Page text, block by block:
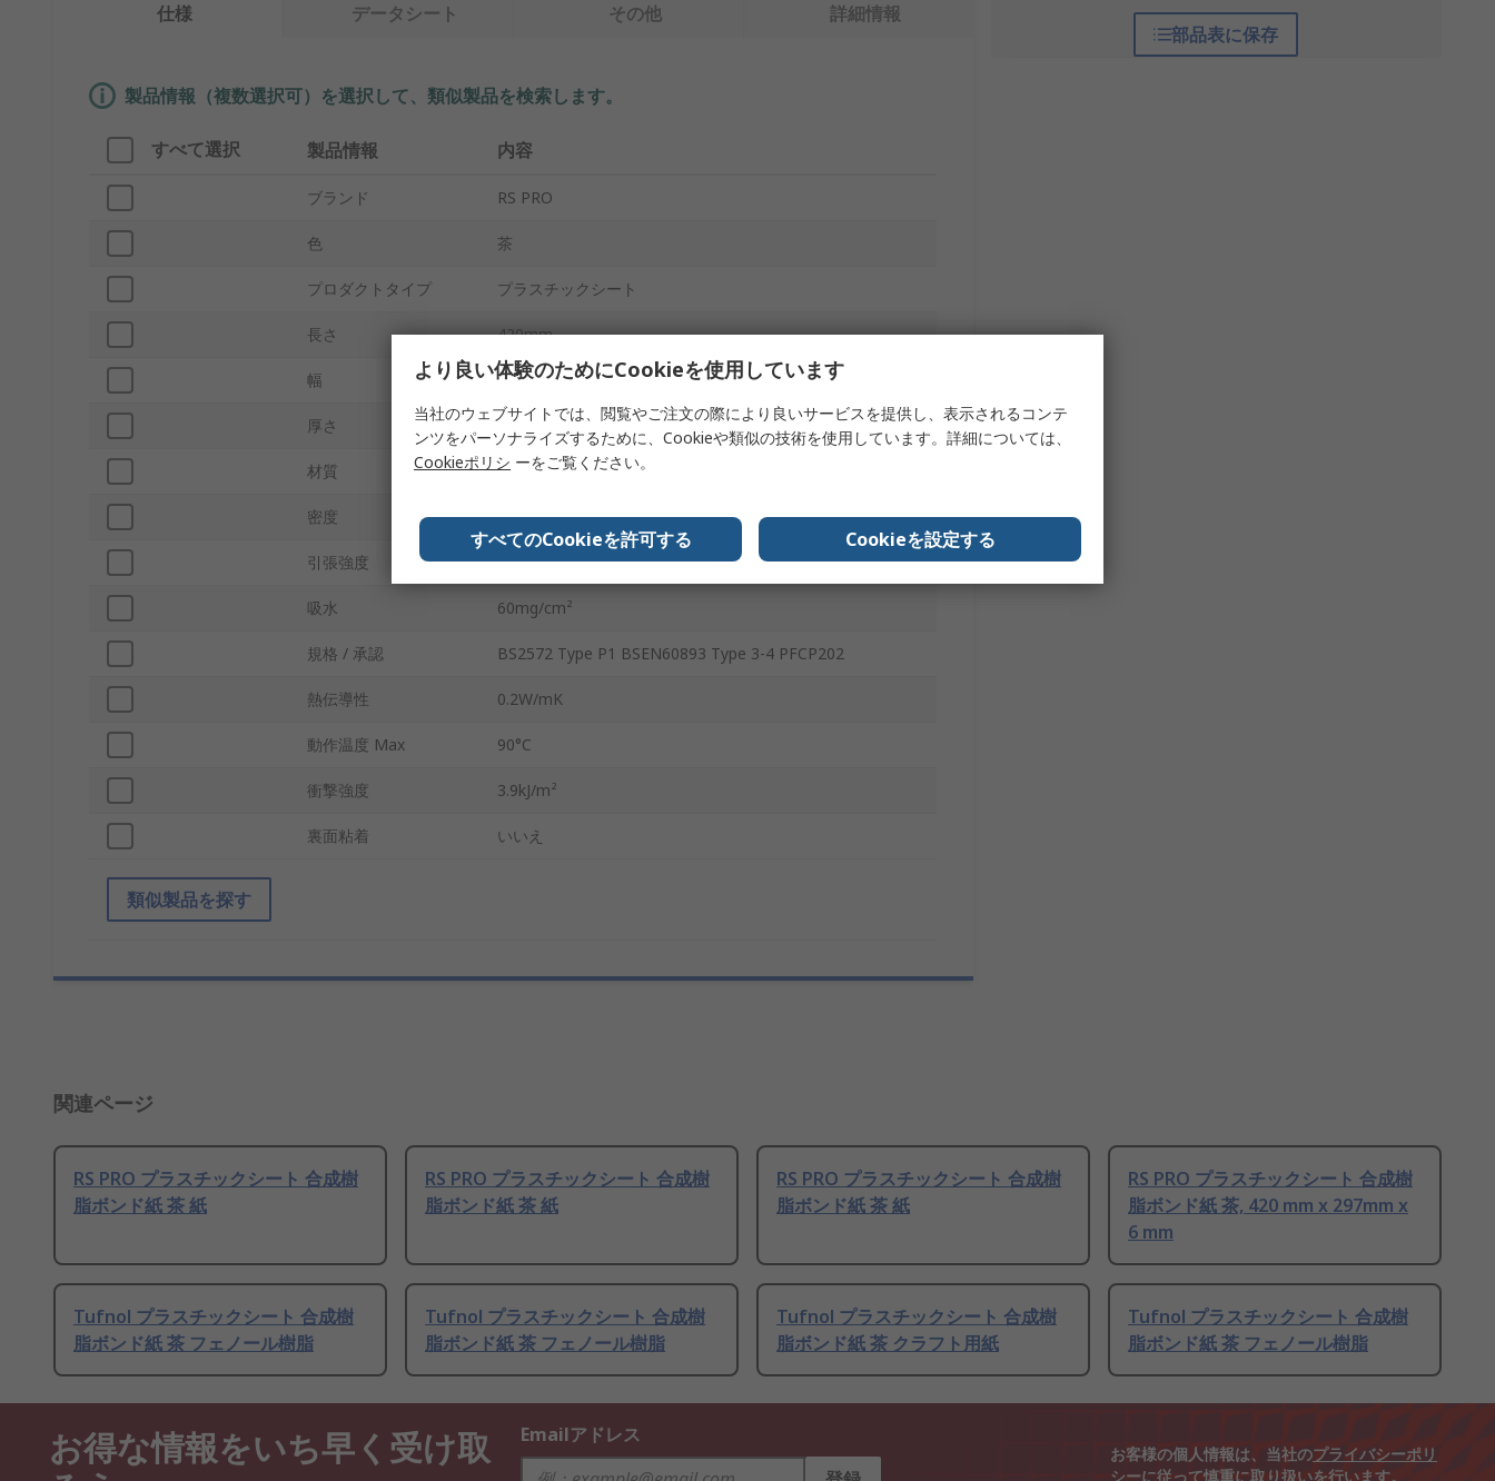
部品表に保存
仕様 データシート その他 詳細情報
製品情報（複数選択可）を選択して、類似製品を検索します。
すべて選択 製品情報 内容
ブランド RS PRO
色 茶
プロダクトタイプ プラスチックシート
長さ 420mm
幅 297mm
厚さ 1.6mm
材質 合成樹脂ボンド紙
密度 1.35g/cm³
引張強度 120MPa
吸水 60mg/cm²
規格 / 承認 BS2572 Type P1 BSEN60893 Type 3-4 PFCP202
熱伝導性 0.2W/mK
動作温度 Max 90°C
衝撃強度 3.9kJ/m²
裏面粘着 いいえ
類似製品を探す
関連ページ
RS PRO プラスチックシート 合成樹
脂ボンド紙 茶 紙
RS PRO プラスチックシート 合成樹
脂ボンド紙 茶 紙
RS PRO プラスチックシート 合成樹
脂ボンド紙 茶 紙
RS PRO プラスチックシート 合成樹
脂ボンド紙 茶, 420 mm x 297mm x
6 mm
Tufnol プラスチックシート 合成樹
脂ボンド紙 茶 フェノール樹脂
Tufnol プラスチックシート 合成樹
脂ボンド紙 茶 フェノール樹脂
Tufnol プラスチックシート 合成樹
脂ボンド紙 茶 クラフト用紙
Tufnol プラスチックシート 合成樹
脂ボンド紙 茶 フェノール樹脂
お得な情報をいち早く受け取
Emailアドレス
お客様の個人情報は、当社のプライバシーポリ
シーに従って慎重に取り扱いを行います。
より良い体験のためにCookieを使用しています
当社のウェブサイトでは、閲覧やご注文の際により良いサービスを提供し、表示されるコンテ
ンツをパーソナライズするために、Cookieや類似の技術を使用しています。詳細については、
Cookieポリシ ーをご覧ください。
すべてのCookieを許可する Cookieを設定する